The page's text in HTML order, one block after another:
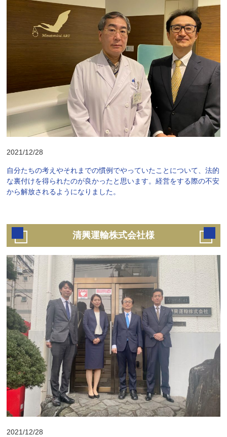
2021/12/28
自分たちの考えやそれまでの慣例でやっていたことについて、法的
な裏付けを得られたのが良かったと思います。経営をする際の不安
から解放されるようになりました。
清興運輸株式会社様
2021/12/28